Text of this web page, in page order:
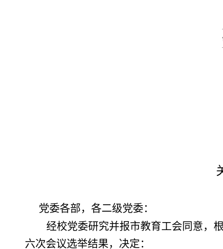
党委各部，各二级党委：
经校党委研究并报市教育工会同意，
六次会议选举结果，决定：